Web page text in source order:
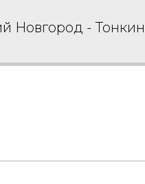
Новгород -